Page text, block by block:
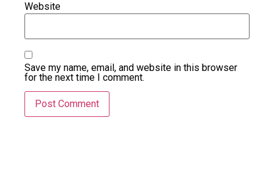
Website
Save my name, email, and website in this browser
for the next time I comment.